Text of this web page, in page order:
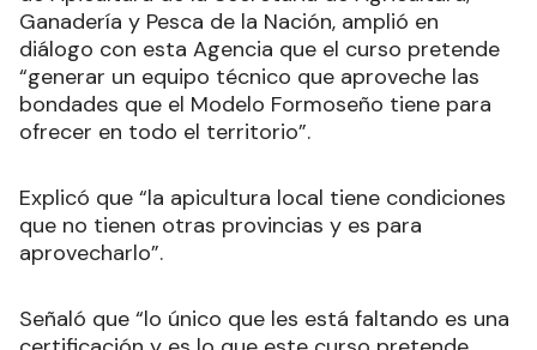
Ganadería y Pesca de la Nación, amplió en
diálogo con esta Agencia que el curso pretende
“generar un equipo técnico que aproveche las
bondades que el Modelo Formoseño tiene para
ofrecer en todo el territorio”.
Explicó que “la apicultura local tiene condiciones
que no tienen otras provincias y es para
aprovecharlo”.
Señaló que “lo único que les está faltando es una